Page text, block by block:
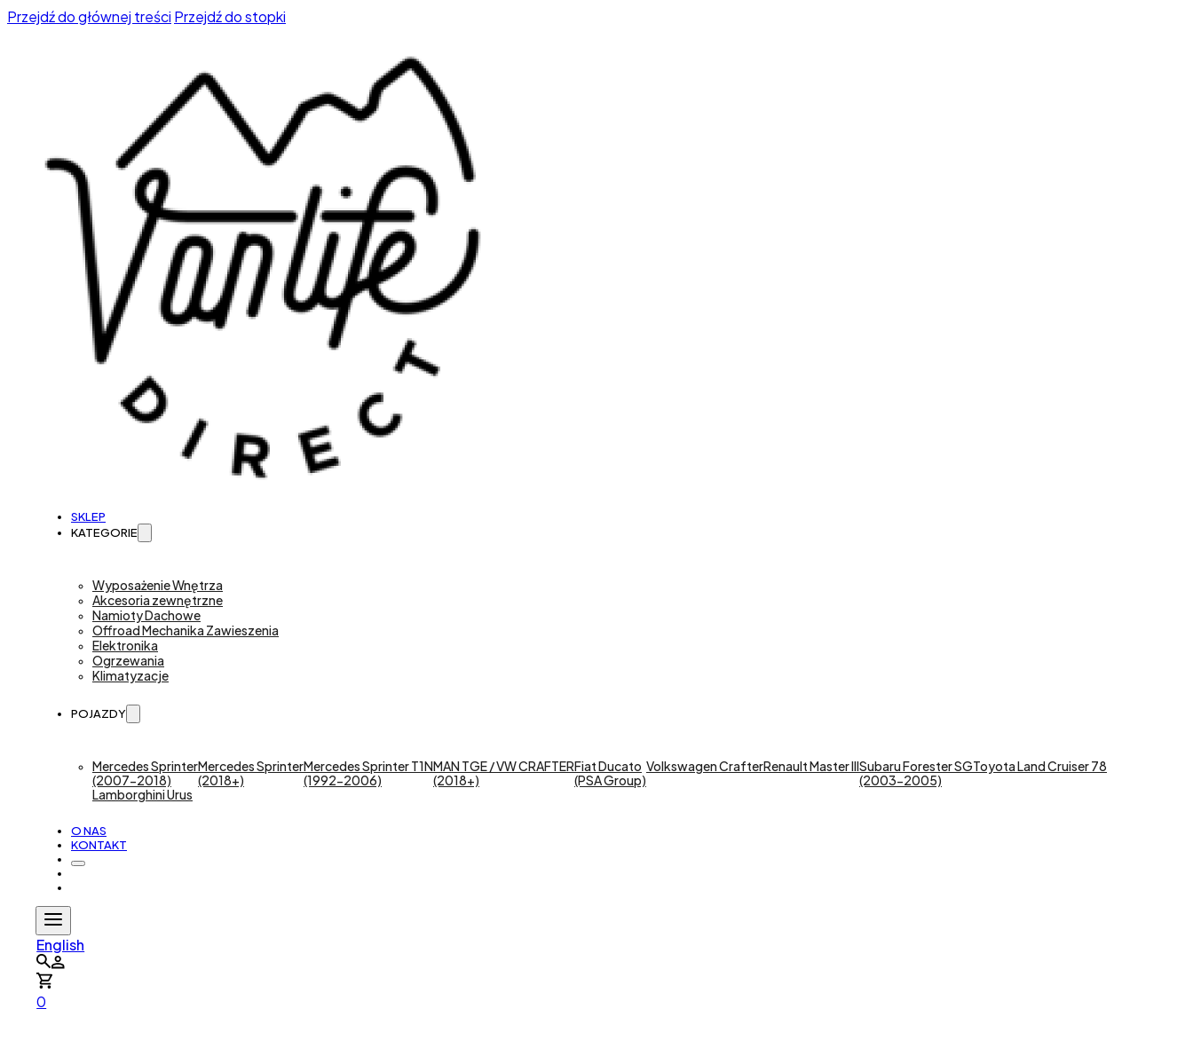
Przejdź do głównej treści Przejdź do stopki
SKLEP
KATEGORIE
Wyposażenie Wnętrza
Akcesoria zewnętrzne
Namioty Dachowe
Offroad Mechanika Zawieszenia
Elektronika
Ogrzewania
Klimatyzacje
POJAZDY
Mercedes Sprinter
(2007-2018)
Mercedes Sprinter
(2018+)
Mercedes Sprinter T1N
(1992-2006)
MAN TGE / VW CRAFTER
(2018+)
Fiat Ducato
(PSA Group)
Volkswagen CrafterRenault Master IIISubaru Forester SG
(2003-2005)
Toyota Land Cruiser 78
Lamborghini Urus
O NAS
KONTAKT
English
0